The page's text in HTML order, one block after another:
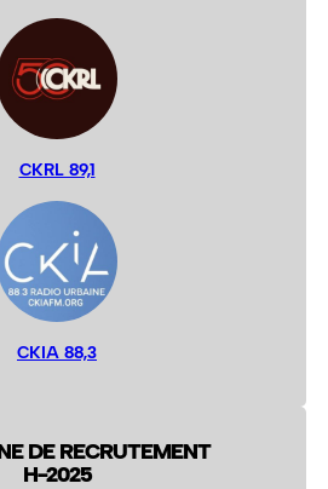
CKRL 89,1
CKIA 88,3
DE RECRUTEMENT
H-2025